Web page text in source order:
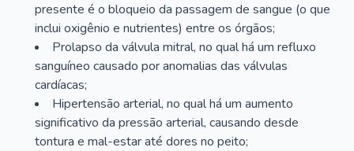
presente é o bloqueio da passagem de sangue (o que
inclui oxigênio e nutrientes) entre os órgãos;
Prolapso da válvula mitral, no qual há um refluxo
sanguíneo causado por anomalias das válvulas
cardíacas;
Hipertensão arterial, no qual há um aumento
significativo da pressão arterial, causando desde
tontura e mal-estar até dores no peito;